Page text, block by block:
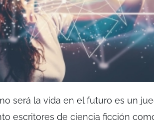
será la vida en el futuro es un
escritores de ciencia ficción